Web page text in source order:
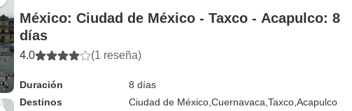
México: Ciudad de México - Taxco - Acapulco: 8
días
4.0 (1 reseña)
Duración
8 días
Destinos
Ciudad de México, Cuernavaca, Taxco, Acapulco